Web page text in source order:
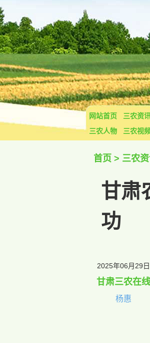
网站首页 三农资
三农人物
三农视
首页 > 三农
甘肃
功
2025年06月29日
甘肃三农在线
杨惠